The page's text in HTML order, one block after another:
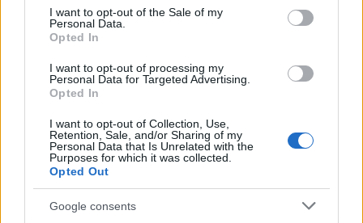
consent section.
I want to opt-out of the Sale of my
Personal Data.
Opted In
I want to opt-out of processing my
Personal Data for Targeted Advertising.
Opted In
I want to opt-out of Collection, Use,
Retention, Sale, and/or Sharing of my
Personal Data that Is Unrelated with the
Purposes for which it was collected.
Opted Out
Google consents
Eltört